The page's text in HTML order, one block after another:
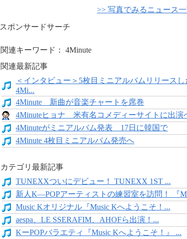
>> 写真でみるニュース
スポンサードサーチ
関連キーワード： 4Minute
関連最新記事
＜インタビュー＞5枚目ミニアルバムリリースし
4Mi...
4Minute 新曲が音楽チャートを席巻
4Minuteヒョナ 米有名コメディーサイトに出演
4Minuteがミニアルバム発表 17日に韓国で
4Minute 4枚目ミニアルバム発売へ
カテゴリ最新記事
TUNEXXついにデビュー！ TUNEXX 1ST ...
新人K―POPアーティストの練習室を訪問！ 『
Music Kオリジナル『Music Kへようこそ！...
aespa、LE SSERAFIM、AHOFら出演！...
KーPOPバラエティ『Music Kへようこそ！』 ...